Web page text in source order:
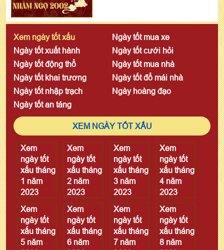
Xem ngày tốt xấu
Ngày tốt mua xe
Ngày tốt xuất hành
Ngày tốt cưới hỏi
Ngày tốt động thổ
Ngày tốt mua nhà
Ngày tốt khai trương
Ngày tốt đổ mái nhà
Ngày tốt nhập trạch
Ngày hoàng đạo
Ngày tốt an táng
XEM NGÀY TỐT XẤU
Xem
ngày tốt
xấu tháng
1 năm
2023
Xem
ngày tốt
xấu tháng
2 năm
2023
Xem
ngày tốt
xấu tháng
3 năm
2023
Xem
ngày tốt
xấu tháng
4 năm
2023
Xem
ngày tốt
xấu tháng
5 năm
Xem
ngày tốt
xấu tháng
6 năm
Xem
ngày tốt
xấu tháng
7 năm
Xem
ngày tốt
xấu tháng
8 năm